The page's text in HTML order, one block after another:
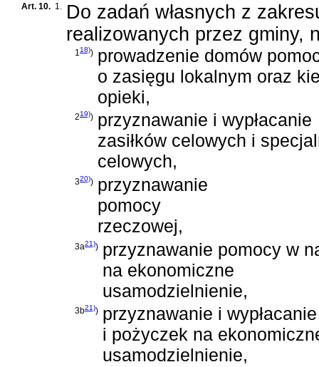
Art. 10. 1. Do zadań własnych z
realizowanych przez gminy,
118)) prowadzenie domów
o zasięgu lokalnym oraz
opieki,
219)) przyznawanie i wypłacanie
zasiłków celowych i
celowych,
320)) przyznawanie
pomocy
rzeczowej,
3a21)) przyznawanie pomocy w
na ekonomiczne
usamodzielnienie,
3b21)) przyznawanie i
i pożyczek na
usamodzielnienie,